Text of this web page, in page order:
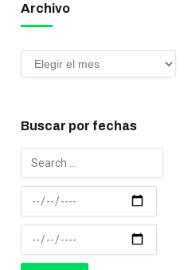
Archivo
Buscar por fechas